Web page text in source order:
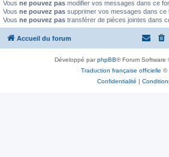
Vous ne pouvez pas modifier vos messages dans ce
Vous ne pouvez pas supprimer vos messages dans ce
Vous ne pouvez pas transférer de pièces jointes dans
Accueil du forum
Développé parphpBB® Forum Software
Traduction française officielle ©
Confidentialité |